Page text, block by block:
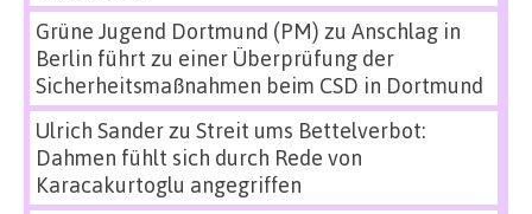
Grüne Jugend Dortmund (PM) zu Anschlag in
Berlin führt zu einer Überprüfung der
Sicherheitsmaßnahmen beim CSD in Dortmund
Ulrich Sanderzu Streit ums Bettelverbot:
Dahmen fühlt sich durch Rede von
Karacakurtoglu angegriffen